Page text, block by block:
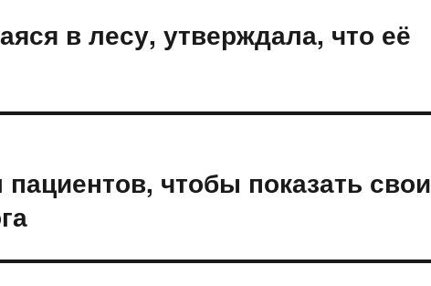
в лесу, утверждала, что её
чтобы показать свои